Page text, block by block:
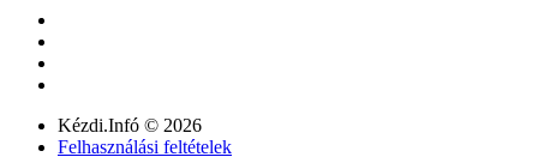
Kézdi.Infó © 2026
Felhasználási feltételek